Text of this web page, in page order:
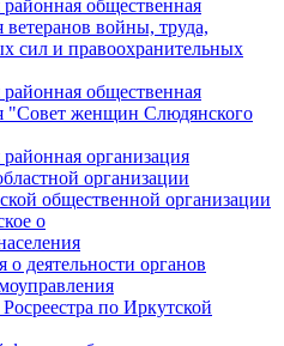
общественная
ветеранов войны, труда,
сил и правоохранительных
общественная
"Совет женщин Слюдянского
организация
организации
общественной организации
о
деятельности органов
по Иркутской